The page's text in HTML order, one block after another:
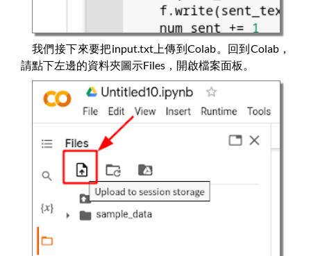
我們接下來要把input.txt上傳到Colab。回到Colab，
請點下左邊的資料夾圖示Files，開啟檔案面板。